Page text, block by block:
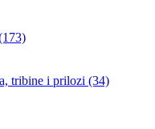
tribine i prilozi (34)